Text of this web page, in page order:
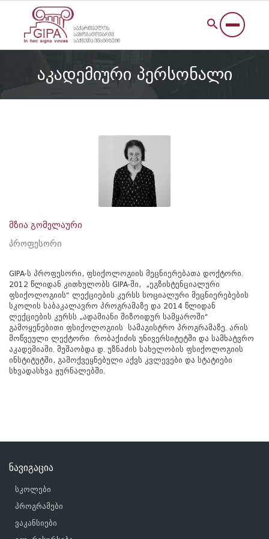
აკადემიური პერსონალი
მზია გომელაური
პროფესორი
GIPA-ს პროფესორი, ფსიქოლოგიის მეცნიერებათა დოქტორი.
2012 წლიდან კითხულობს GIPA-ში, „ეგზისტენციალური
ფსიქოლოგიის“ ლექციების კურსს სოციალური მეცნიერებების
სკოლის საბაკალავრო პროგრამაზე და 2014 წლიდან
ლექციების კურსს „ადამიანი შიზოიდურ სამყაროში“
გამოყენებითი ფსიქოლოგიის სამაგისტრო პროგრამაზე. არის
მოწვეული ლექტორი რობაქიძის უნივერსიტეტში და სამხატვრო
აკადემიაში. მუშაობდა დ. უზნაძის სახელობის ფსიქოლოგიის
ინსტიტუტში, გამოქვეყნებული აქვს კვლევები და სტატიები
სხვადასხვა ჟურნალებში.
ნავიგაცია
სკოლები
პროგრამები
ვაკანსიები